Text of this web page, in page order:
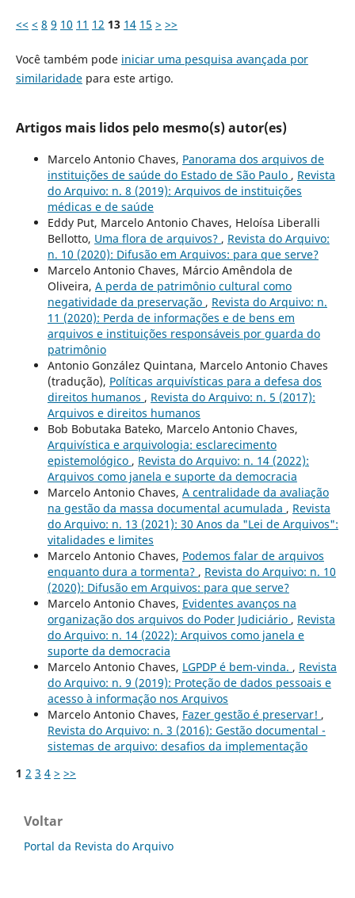
<< < 8 9 10 11 12 13 14 15 > >>
Você também pode iniciar uma pesquisa avançada por
similaridadepara este artigo.
Artigos mais lidos pelo mesmo(s) autor(es)
Marcelo Antonio Chaves, Panorama dos arquivos de
instituições de saúde do Estado de São Paulo , Revista
do Arquivo: n. 8 (2019): Arquivos de instituições
médicas e de saúde
Eddy Put, Marcelo Antonio Chaves, Heloísa Liberalli
Bellotto, Uma flora de arquivos? , Revista do Arquivo:
n. 10 (2020): Difusão em Arquivos: para que serve?
Marcelo Antonio Chaves, Márcio Amêndola de
Oliveira, A perda de patrimônio cultural como
negatividade da preservação , Revista do Arquivo: n.
11 (2020): Perda de informações e de bens em
arquivos e instituições responsáveis por guarda do
patrimônio
Antonio González Quintana, Marcelo Antonio Chaves
(tradução), Políticas arquivísticas para a defesa dos
direitos humanos , Revista do Arquivo: n. 5 (2017):
Arquivos e direitos humanos
Bob Bobutaka Bateko, Marcelo Antonio Chaves,
Arquivística e arquivologia: esclarecimento
epistemológico , Revista do Arquivo: n. 14 (2022):
Arquivos como janela e suporte da democracia
Marcelo Antonio Chaves, A centralidade da avaliação
na gestão da massa documental acumulada , Revista
do Arquivo: n. 13 (2021): 30 Anos da "Lei de Arquivos":
vitalidades e limites
Marcelo Antonio Chaves, Podemos falar de arquivos
enquanto dura a tormenta? , Revista do Arquivo: n. 10
(2020): Difusão em Arquivos: para que serve?
Marcelo Antonio Chaves, Evidentes avanços na
organização dos arquivos do Poder Judiciário , Revista
do Arquivo: n. 14 (2022): Arquivos como janela e
suporte da democracia
Marcelo Antonio Chaves, LGPDP é bem-vinda. , Revista
do Arquivo: n. 9 (2019): Proteção de dados pessoais e
acesso à informação nos Arquivos
Marcelo Antonio Chaves, Fazer gestão é preservar! ,
Revista do Arquivo: n. 3 (2016): Gestão documental -
sistemas de arquivo: desafios da implementação
1 2 3 4 > >>
Voltar
Portal da Revista do Arquivo